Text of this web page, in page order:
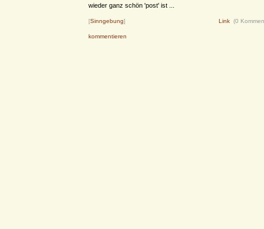
wieder ganz schön 'post' ist ...
[Sinngebung] Link (0
kommentieren